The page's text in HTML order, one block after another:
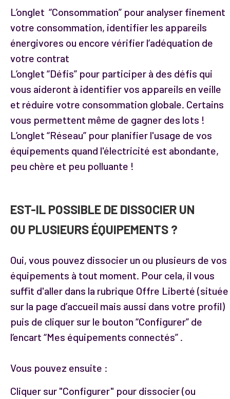
L’onglet “Consommation” pour analyser finement
votre consommation, identifier les appareils
énergivores ou encore vérifier l’adéquation de
votre contrat
L’onglet “Défis” pour participer à des défis qui
vous aideront à identifier vos appareils en veille
et réduire votre consommation globale. Certains
vous permettent même de gagner des lots !
L’onglet “Réseau” pour planifier l'usage de vos
équipements quand l'électricité est abondante,
peu chère et peu polluante !
EST-IL POSSIBLE DE DISSOCIER UN
OU PLUSIEURS ÉQUIPEMENTS ?
Oui, vous pouvez dissocier un ou plusieurs de vos
équipements à tout moment. Pour cela, il vous
suffit d'aller dans la rubrique Offre Liberté (située
sur la page d’accueil mais aussi dans votre profil)
puis de cliquer sur le bouton “Configurer” de
l’encart “Mes équipements connectés” .
Vous pouvez ensuite :
Cliquer sur "Configurer" pour dissocier (ou